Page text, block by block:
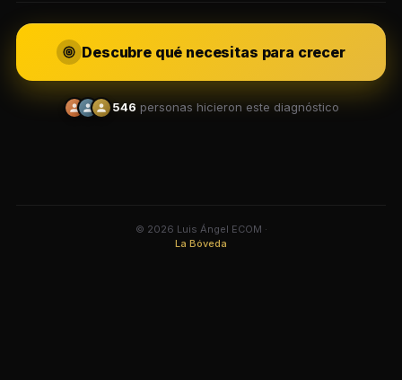
Descubre qué necesitas para crecer
546 personas hicieron este diagnóstico
© 2026 Luis Ángel ECOM ·
La Bóveda